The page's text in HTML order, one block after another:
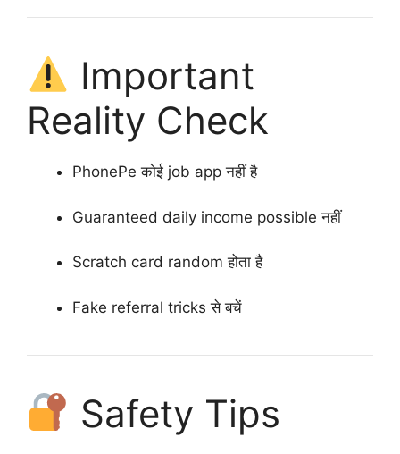
Important
Reality Check
PhonePe कोई job app नहीं है
Guaranteed daily income possible नहीं
Scratch card random होता है
Fake referral tricks से बचें
Safety Tips